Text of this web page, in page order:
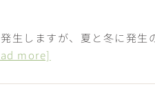
生しますが、夏と冬に発生
more]